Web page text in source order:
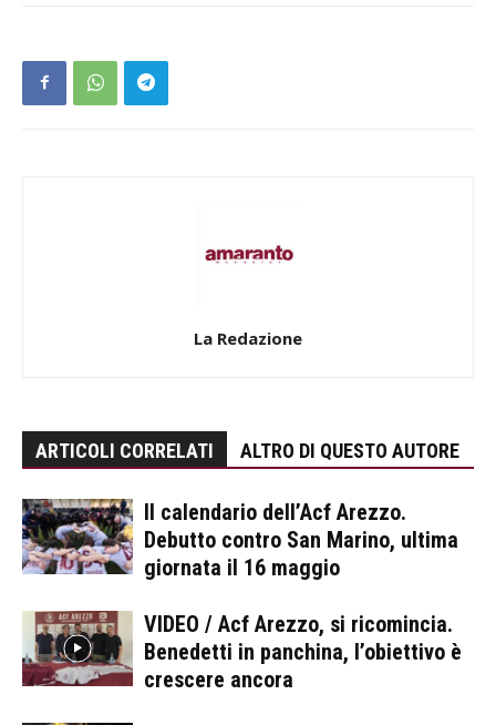
La Redazione
ARTICOLI CORRELATI ALTRO DI QUESTO AUTORE
Il calendario dell’Acf Arezzo.
Debutto contro San Marino, ultima
giornata il 16 maggio
VIDEO / Acf Arezzo, si ricomincia.
Benedetti in panchina, l’obiettivo è
crescere ancora